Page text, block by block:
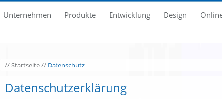
//Startseite// Datenschutz
Datenschutzerklärung
Unternehmen Produkte Entwicklung Design